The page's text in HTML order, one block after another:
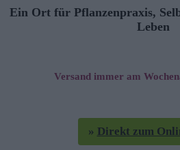
Ein Ort für Pflanzenpraxis,
Leben
Versand immer am
» Direkt zum